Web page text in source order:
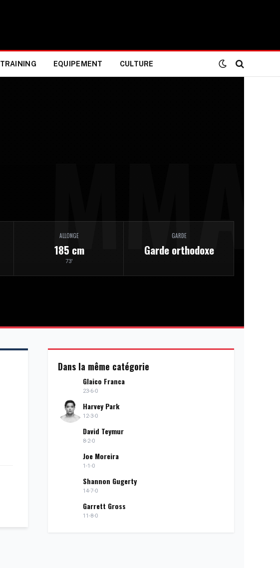
TRAINING EQUIPEMENT CULTURE
ALLONGE
185 cm
73'
GARDE
Garde orthodoxe
Dans la même catégorie
Glaico Franca
23-6-0
Harvey Park
12-3-0
David Teymur
8-2-0
Joe Moreira
1-1-0
Shannon Gugerty
14-7-0
Garrett Gross
11-8-0